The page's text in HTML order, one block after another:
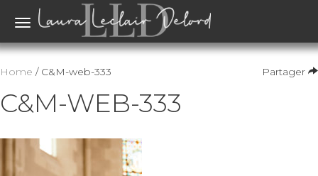
Toggle
Partager
Home / C&M-web-333
C&M-WEB-333